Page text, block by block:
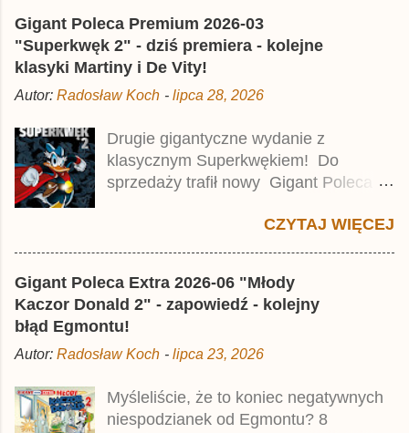
i
j
o
m
e
t
a
r
z
Gigant Poleca Premium 2026-03
"Superkwęk 2" - dziś premiera - kolejne
klasyki Martiny i De Vity!
Autor: Radosław Koch - lipca 28, 2026
Drugie gigantyczne wydanie z
klasycznym Superkwękiem! Do
sprzedaży trafił nowy Gigant Poleca
Jest to kolejny 624-stronicowy tom z
wynosi 49,99 zł i zamówicie go także z
rabatem na Egmont.pl . Za przekład
odpowiadał Jacek Drewnowski.
Publikacja jest przedrukiem drugiego
Taschenbuch Phantomias Collection ,
który trafił do sprzedaży pod koniec
CZYTAJ WIĘCEJ
Gigant Poleca Extra 2026-06 "Młody
Kaczor Donald 2" - zapowiedź - kolejny
błąd Egmontu!
Autor: Radosław Koch - lipca 23, 2026
Myśleliście, że to koniec negatywnych
niespodzianek od Egmontu? 8